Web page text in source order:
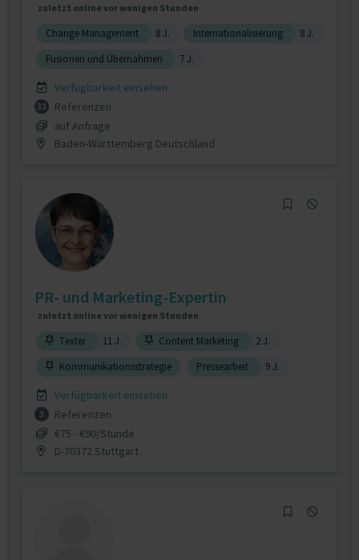
zuletzt online vor wenigen Stunden
Change Management 8 J. Internationalisierung
8 J.
Fusionen und Übernahmen
7 J.
Verfügbarkeit einsehen
33
Referenzen
auf Anfrage
Baden-Württemberg Deutschland
PR- und Marketing-Expertin
zuletzt online vor wenigen Stunden
Texter 11 J. Content Marketing
2 J.
Kommunikationsstrategie
Pressearbeit 9 J.
Verfügbarkeit einsehen
3
Referenzen
€75 - €90/Stunde
D-70372 Stuttgart